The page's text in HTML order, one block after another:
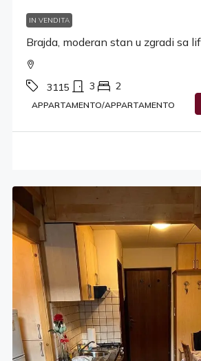
IN VENDITA
Brajda, moderan stan u zgradi sa
3115 3 2
APPARTAMENTO/APPARTAMENTO